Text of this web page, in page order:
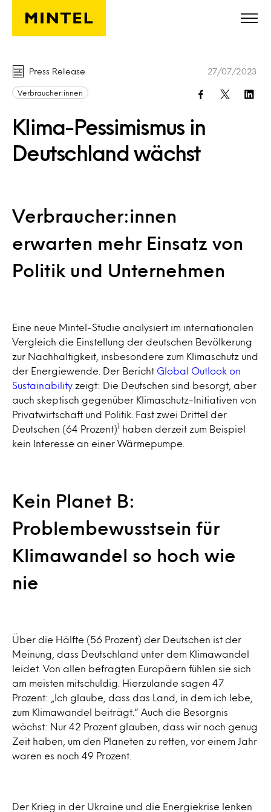
Skip to main content
Press Release
Verbraucher:innen
Klima-Pessimismus in
Deutschland wächst
27/07/2023
Verbraucher:innen
erwarten mehr Einsatz von
Politik und Unternehmen
Eine neue Mintel-Studie analysiert im internationalen
Vergleich die Einstellung der deutschen Bevölkerung
zur Nachhaltigkeit, insbesondere zum Klimaschutz und
der Energiewende. Der Bericht Global Outlook on
Sustainability zeigt: Die Deutschen sind besorgt, aber
auch skeptisch gegenüber Klimaschutz-Initiativen von
Privatwirtschaft und Politik. Fast zwei Drittel der
Deutschen (64 Prozent)1
haben derzeit zum Beispiel
kein Interesse an einer Wärmepumpe.
Kein Planet B:
Problembewusstsein für
Klimawandel so hoch wie
nie
Über die Hälfte (56 Prozent) der Deutschen ist der
Meinung, dass Deutschland unter dem Klimawandel
leidet. Von allen befragten Europäern fühlen sie sich
am meisten mitschuldig. Hierzulande sagen 47
Prozent: „Ich glaube, dass das Land, in dem ich lebe,
zum Klimawandel beiträgt.“ Auch die Besorgnis
wächst: Nur 42 Prozent glauben, dass wir noch genug
Zeit haben, um den Planeten zu retten, vor einem Jahr
waren es noch 49 Prozent.
Der Krieg in der Ukraine und die Energiekrise lenken